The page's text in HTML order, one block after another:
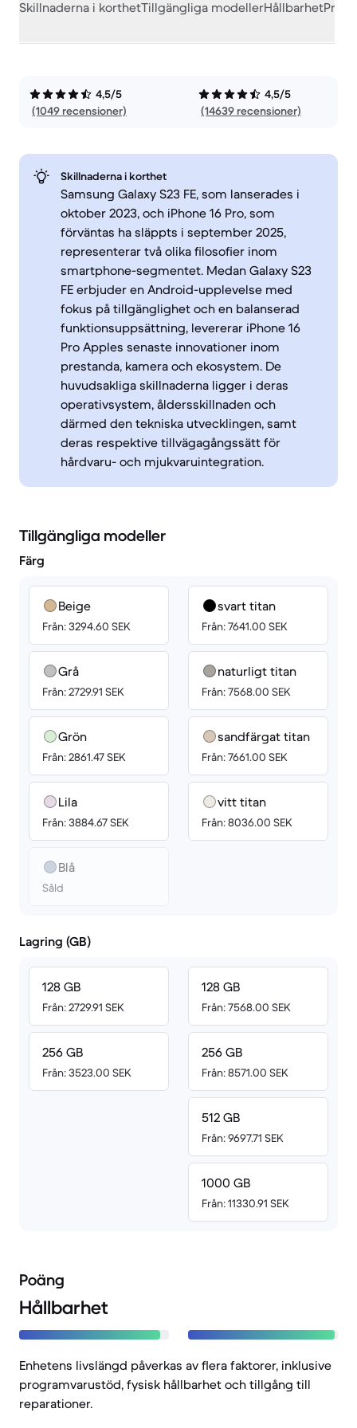
Skillnaderna i korthetTillgängliga modellerHållbarhet
4,5/5
(1049 recensioner)
4,5/5
(14639 recensioner)
Skillnaderna i korthet
Samsung Galaxy S23 FE, som lanserades i
oktober 2023, och iPhone 16 Pro, som
förväntas ha släppts i september 2025,
representerar två olika filosofier inom
smartphone-segmentet. Medan Galaxy S23
FE erbjuder en Android-upplevelse med
fokus på tillgänglighet och en balanserad
funktionsuppsättning, levererar iPhone 16
Pro Apples senaste innovationer inom
prestanda, kamera och ekosystem. De
huvudsakliga skillnaderna ligger i deras
operativsystem, åldersskillnaden och
därmed den tekniska utvecklingen, samt
deras respektive tillvägagångssätt för
hårdvaru- och mjukvaruintegration.
Tillgängliga modeller
Färg
Beige
Från: 3294.60 SEK
Grå
Från: 2729.91 SEK
Grön
Från: 2861.47 SEK
Lila
Från: 3884.67 SEK
Blå
Såld
svart titan
Från: 7641.00 SEK
naturligt titan
Från: 7568.00 SEK
sandfärgat titan
Från: 7661.00 SEK
vitt titan
Från: 8036.00 SEK
Lagring (GB)
128 GB
Från: 2729.91 SEK
256 GB
Från: 3523.00 SEK
128 GB
Från: 7568.00 SEK
256 GB
Från: 8571.00 SEK
512 GB
Från: 9697.71 SEK
1000 GB
Från: 11330.91 SEK
Poäng
Hållbarhet
Enhetens livslängd påverkas av flera faktorer, inklusive
programvarustöd, fysisk hållbarhet och tillgång till
reparationer.